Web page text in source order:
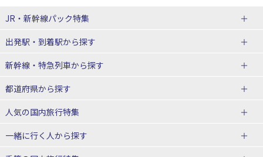
JR・新幹線パック特集
JR・新幹線＋ホテルパック
出張パック
出発駅・到着駅から探す
秋田⇔東京 新幹線パック
仙台→東京 新幹線パック
富山⇔東京 新幹線パック
東京→仙台 新幹線パック
新幹線・特急列車から探す
北海道新幹線 旅行
山形新幹線 旅行
東海道新幹線 旅行
都道府県から探す
北海道旅行・ツアー
人気の国内旅行特集
東京ディズニーリゾート®への旅
ユニバーサル・スタジオ・ジャパ
一緒に行く人から探す